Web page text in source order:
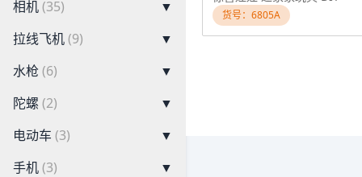
相机(35)
▼
拉线飞机(9)
▼
水枪 (6)
▼
陀螺 (2)
▼
电动车 (3)
▼
手机(3)
▼
货号：6805A